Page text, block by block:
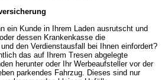
ein Kunde in Ihrem Laden ausrutscht und
dessen Krankenkasse die
den Verdienstausfall bei Ihnen einfordert?
das auf Ihrem Tresen abgelegte
herunter oder Ihr Werbeaufsteller vor der
parkendes Fahrzug. Dieses sind nur